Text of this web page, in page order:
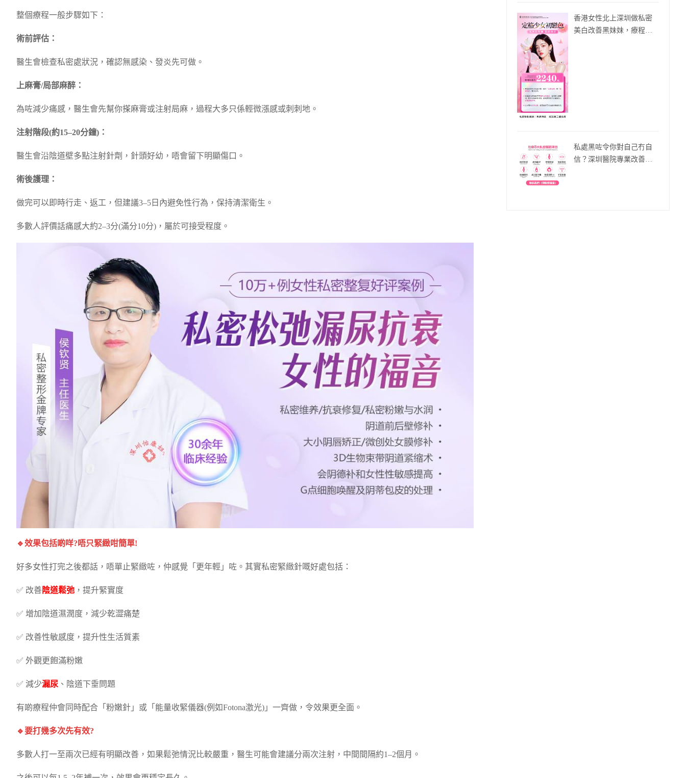
整個療程一般步驟如下：
術前評估：
醫生會檢查私密處狀況，確認無感染、發炎先可做。
上麻膏/局部麻醉：
為咗減少痛感，醫生會先幫你搽麻膏或注射局麻，過程大多只係輕微漲感或刺刺地。
注射階段(約15–20分鐘)：
醫生會沿陰道壁多點注射針劑，針頭好幼，唔會留下明顯傷口。
術後護理：
做完可以即時行走、返工，但建議3–5日內避免性行為，保持清潔衛生。
多數人評價話痛感大約2–3分(滿分10分)，屬於可接受程度。
🔹效果包括啲咩?唔只緊緻咁簡單!
好多女性打完之後都話，唔單止緊緻咗，仲感覺「更年輕」咗。其實私密緊緻針嘅好處包括：
✅ 改善陰道鬆弛 ，提升緊實度
✅ 增加陰道濕潤度，減少乾澀痛楚
✅ 改善性敏感度，提升性生活質素
✅ 外觀更飽滿粉嫩
✅ 減少漏尿 、陰道下垂問題
有啲療程仲會同時配合「粉嫩針」或「能量收緊儀器(例如Fotona激光)」一齊做，令效果更全面。
🔹要打幾多次先有效?
多數人打一至兩次已經有明顯改善，如果鬆弛情況比較嚴重，醫生可能會建議分兩次注射，中間間隔約1–2個月。
香港女性北上深圳做私密
美白改善黑妹妹，療程流
私處黑咗令你對自己冇自
信？深圳醫院專業改善計